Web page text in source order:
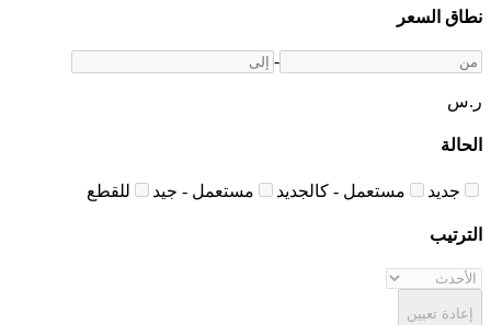
نطاق السعر
-
ر.س
الحالة
جديد مستعمل - كالجديد مستعمل - جيد للقطع
الترتيب
إعادة تعيين